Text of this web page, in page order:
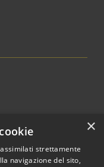
×
strettamente
navigazione del sito,